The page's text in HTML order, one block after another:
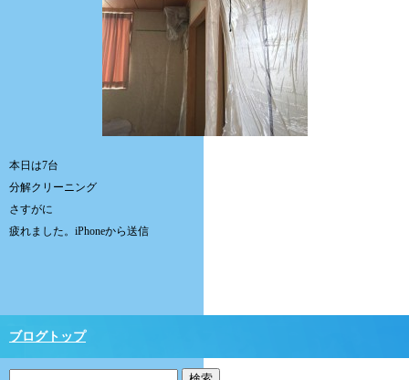
本日は7台
分解クリーニング
さすがに
疲れました。iPhoneから送信
ブログトップ